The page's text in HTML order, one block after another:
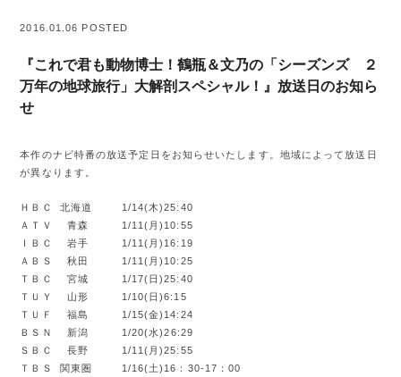
2016.01.06 POSTED
『これで君も動物博士！鶴瓶＆文乃の「シーズンズ ２
万年の地球旅行」大解剖スペシャル！』放送日のお知ら
せ
本作のナビ特番の放送予定日をお知らせいたします。地域によって放送日
が異なります。
ＨＢＣ 北海道 1/14(木)25:40
ＡＴＶ 青森 1/11(月)10:55
ＩＢＣ 岩手 1/11(月)16:19
ＡＢＳ 秋田 1/11(月)10:25
ＴＢＣ 宮城 1/17(日)25:40
ＴＵＹ 山形 1/10(日)6:15
ＴＵＦ 福島 1/15(金)14:24
ＢＳＮ 新潟 1/20(水)26:29
ＳＢＣ 長野 1/11(月)25:55
ＴＢＳ 関東圏 1/16(土)16：30-17：00